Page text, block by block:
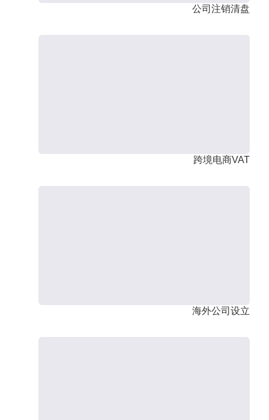
公司注销清盘
跨境电商VAT
海外公司设立